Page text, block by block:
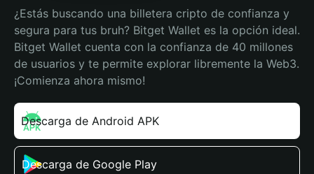
¿Estás buscando una billetera cripto de confianza y
segura para tus bruh? Bitget Wallet es la opción ideal.
Bitget Wallet cuenta con la confianza de 40 millones
de usuarios y te permite explorar libremente la Web3.
¡Comienza ahora mismo!
Descarga de Android APK
Descarga de Google Play